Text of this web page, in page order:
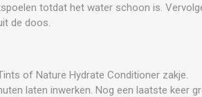
totdat het water schoon is.
de doos.
of Nature Hydrate Conditioner zakje.
laten inwerken. Nog een laatste keer